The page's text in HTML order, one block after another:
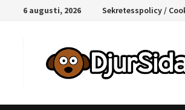
Hoppa6 augusti, 2026 Sekretesspolicy /